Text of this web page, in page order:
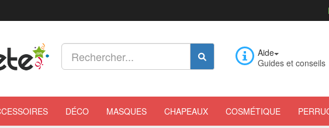
Aide
Guides et conseils
DÉCO MASQUES CHAPEAUX COSMÉTIQUE